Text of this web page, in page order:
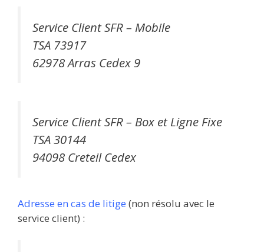
Service Client SFR – Mobile
TSA 73917
62978 Arras Cedex 9
Service Client SFR – Box et Ligne Fixe
TSA 30144
94098 Creteil Cedex
Adresse en cas de litige (non résolu avec le
service client) :